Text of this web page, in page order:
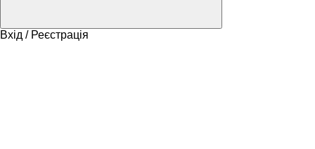
Вхід / Реєстрація